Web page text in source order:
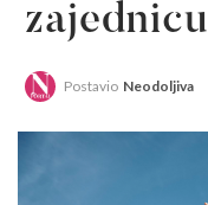
zajednicu
Postavio Neodoljiva